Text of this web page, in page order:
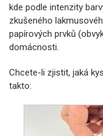
kde podle intenzity
zkušeného
papírových prvků
domácnosti.
Chcete-li zjistit, jaká
takto: